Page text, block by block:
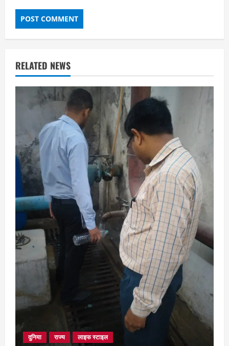
RELATED NEWS
दुनिया राज्य लाइफ स्टाइल